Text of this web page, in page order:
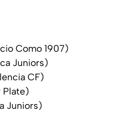
Como 1907)
Juniors)
CF)
Plate)
Juniors)